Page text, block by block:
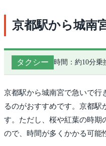
京都駅から城南
タクシー 時間：約10分乗
京都駅から城南宮で急いで行
るのがおすすめです。京都駅
す。ただし、桜や紅葉の時期
ので、時間が多くかかる可能